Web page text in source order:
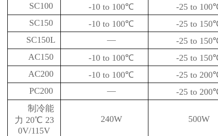
SC100 -10 to 100℃
-25 to
SC150
-10 to 100℃
-25 to
SC150L
—
-25 to
AC150
-10 to 100℃
-25 to
AC200
-10 to 100℃
-25 to
PC200
—
-25 to
制冷能
力 20℃ 23
0V/115V
240W 500W